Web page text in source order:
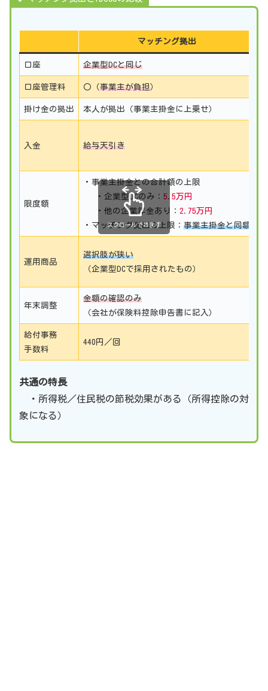
マッチング拠出
口座 企業型DCと同じ
口座管理料 〇（事業主が負担）
掛け金の拠出 本人が拠出（事業主掛金に上乗せ）
入金 給与天引き
限度額
・事業主掛金との合計額の上限
・企業型DCのみ： 5.5万円
・他の企業年金あり： 2.75万円
・マッチング拠出の上限： 事業主掛金と同額
運用商品
選択肢が狭い
（企業型DCで採用されたもの）
年末調整
金額の確認のみ
（会社が保険料控除申告書に記入）
給付事務
手数料
440円／回
スクロールできます
共通の特長
・所得税／住民税の節税効果がある（所得控除の対
象になる）